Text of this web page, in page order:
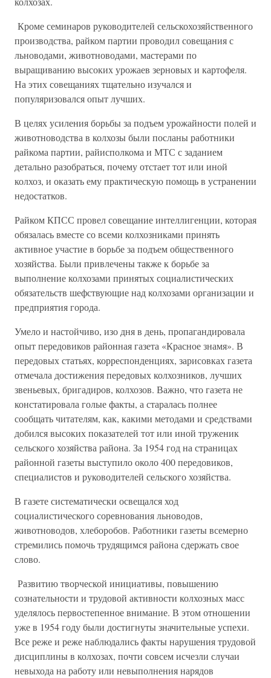
Кроме семинаров руководителей сельскохозяйственного
производства, райком партии проводил совещания с
льноводами, животноводами, мастерами по
выращиванию высоких урожаев зерновых и картофеля.
На этих совещаниях тщательно изучался и
популяризовался опыт лучших.
В целях усиления борьбы за подъем урожайности полей и
животноводства в колхозы были посланы работники
райкома партии, райисполкома и МТС с заданием
детально разобраться, почему отстает тот или иной
колхоз, и оказать ему практическую помощь в устранении
недостатков.
Райком КПСС провел совещание интеллигенции, которая
обязалась вместе со всеми колхозниками принять
активное участие в борьбе за подъем общественного
хозяйства. Были привлечены также к борьбе за
выполнение колхозами принятых социалистических
обязательств шефствующие над колхозами организации и
предприятия города.
Умело и настойчиво, изо дня в день, пропагандировала
опыт передовиков районная газета «Красное знамя». В
передовых статьях, корреспонденциях, зарисовках газета
отмечала достижения передовых колхозников, лучших
звеньевых, бригадиров, колхозов. Важно, что газета не
констатировала голые факты, а старалась полнее
сообщать читателям, как, какими методами и средствами
добился высоких показателей тот или иной труженик
сельского хозяйства района. За 1954 год на страницах
районной газеты выступило около 400 передовиков,
специалистов и руководителей сельского хозяйства.
В газете систематически освещался ход
социалистического соревнования льноводов,
животноводов, хлеборобов. Работники газеты всемерно
стремились помочь трудящимся района сдержать свое
слово.
Развитию творческой инициативы, повышению
сознательности и трудовой активности колхозных масс
уделялось первостепенное внимание. В этом отношении
уже в 1954 году были достигнуты значительные успехи.
Все реже и реже наблюдались факты нарушения трудовой
дисциплины в колхозах, почти совсем исчезли случаи
невыхода на работу или невыполнения нарядов